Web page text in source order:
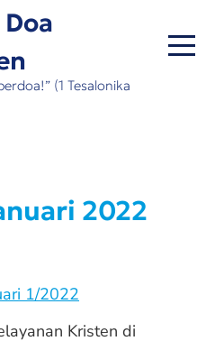
(1 Tesalonika
2022
1/2022
Kristen di